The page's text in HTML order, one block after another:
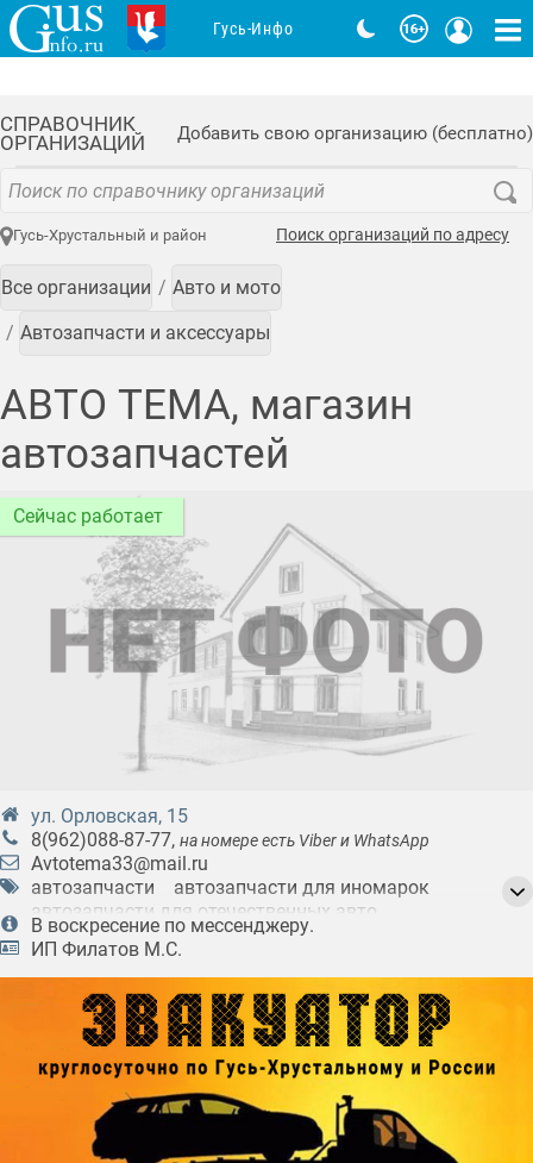
СПРАВОЧНИК
ОРГАНИЗАЦИЙ
Добавить свою организацию (бесплатно)
Гусь-Хрустальный и район Поиск организаций по адресу
Все организации Авто и мото
Автозапчасти и аксессуары
АВТО ТЕМА, магазин
автозапчастей
Сейчас работает
ул. Орловская, 15
8(962)088-87-77, на номере есть Viber и WhatsApp
Avtotema33@mail.ru
автозапчасти
автозапчасти для иномарок
автозапчасти для отечественных авто
автомасла
автохимия
колесные диски
товары для авто
шины
В воскресение по мессенджеру.
ИП Филатов М.С.
Гусь-Инфо